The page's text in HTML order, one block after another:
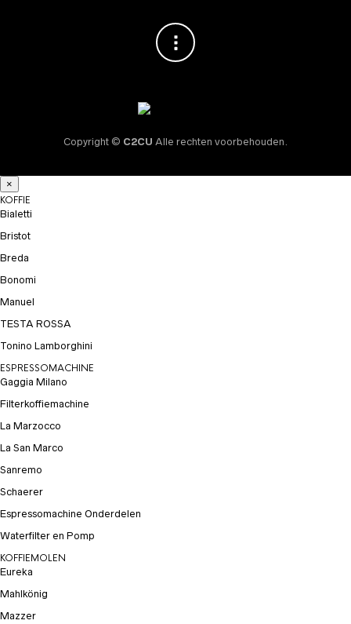
Copyright © C2CU Alle rechten voorbehouden.
×
KOFFIE
Bialetti
Bristot
Breda
Bonomi
Manuel
TESTA ROSSA
Tonino Lamborghini
ESPRESSOMACHINE
Gaggia Milano
Filterkoffiemachine
La Marzocco
La San Marco
Sanremo
Schaerer
Espressomachine Onderdelen
Waterfilter en Pomp
KOFFIEMOLEN
Eureka
Mahlkönig
Mazzer